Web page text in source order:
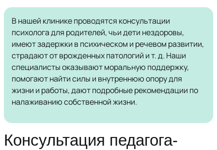
В нашей клинике проводятся консультации
психолога для родителей, чьи дети нездоровы,
имеют задержки в психическом и речевом развитии,
страдают от врожденных патологий и т. д. Наши
специалисты оказывают моральную поддержку,
помогают найти силы и внутреннюю опору для
жизни и работы, дают подробные рекомендации по
налаживанию собственной жизни.
Консультация педагога-